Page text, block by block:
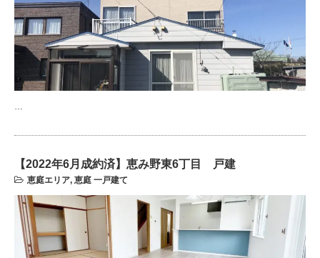
【2022年6月成約済】恵み野東6丁目 戸建
恵庭エリア, 恵庭 一戸建て